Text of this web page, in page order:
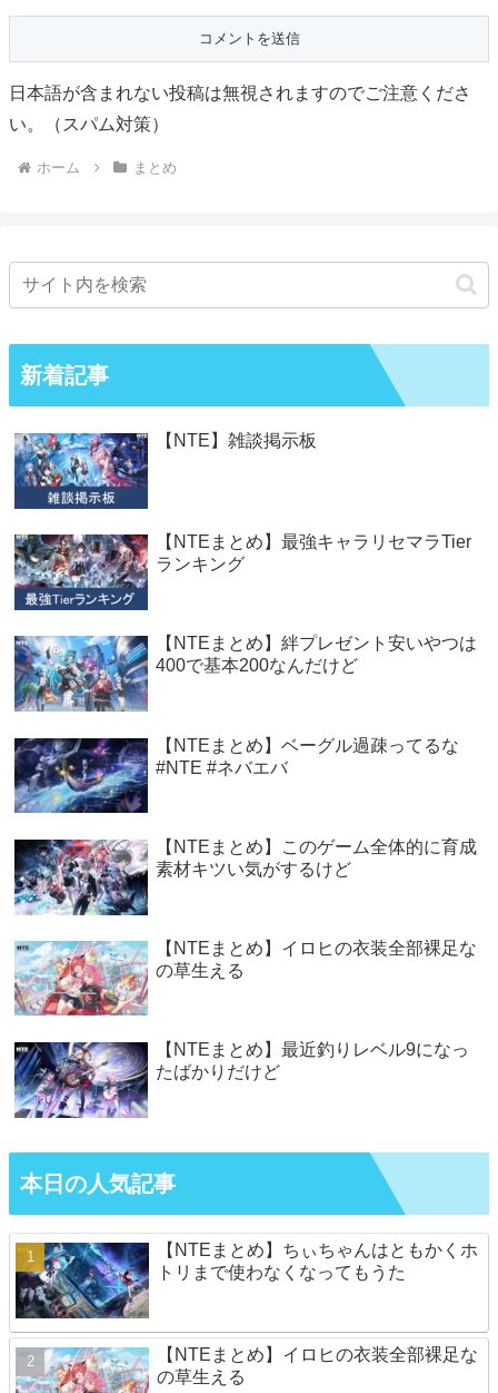
日本語が含まれない投稿は無視されますのでご注意くださ
い。（スパム対策）
ホーム まとめ
新着記事
【NTE】雑談掲示板
【NTEまとめ】最強キャラリセマラTier
ランキング
【NTEまとめ】絆プレゼント安いやつは
400で基本200なんだけど
【NTEまとめ】ベーグル過疎ってるな
#NTE #ネバエバ
【NTEまとめ】このゲーム全体的に育成
素材キツい気がするけど
【NTEまとめ】イロヒの衣装全部裸足な
の草生える
【NTEまとめ】最近釣りレベル9になっ
たばかりだけど
本日の人気記事
【NTEまとめ】ちぃちゃんはともかくホ
トリまで使わなくなってもうた
【NTEまとめ】イロヒの衣装全部裸足な
の草生える